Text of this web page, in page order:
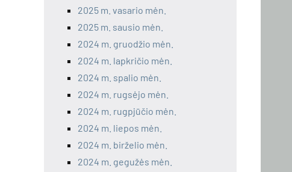
2025 m. vasario mėn.
2025 m. sausio mėn.
2024 m. gruodžio mėn.
2024 m. lapkričio mėn.
2024 m. spalio mėn.
2024 m. rugsėjo mėn.
2024 m. rugpjūčio mėn.
2024 m. liepos mėn.
2024 m. birželio mėn.
2024 m. gegužės mėn.